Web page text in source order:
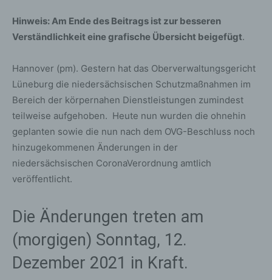
Hinweis: Am Ende des Beitrags ist zur besseren
Verständlichkeit eine grafische Übersicht beigefügt.
Hannover (pm). Gestern hat das Oberverwaltungsgericht
Lüneburg die niedersächsischen Schutzmaßnahmen im
Bereich der körpernahen Dienstleistungen zumindest
teilweise aufgehoben. Heute nun wurden die ohnehin
geplanten sowie die nun nach dem OVG-Beschluss noch
hinzugekommenen Änderungen in der
niedersächsischen CoronaVerordnung amtlich
veröffentlicht.
Die Änderungen treten am
(morgigen) Sonntag, 12.
Dezember 2021 in Kraft.